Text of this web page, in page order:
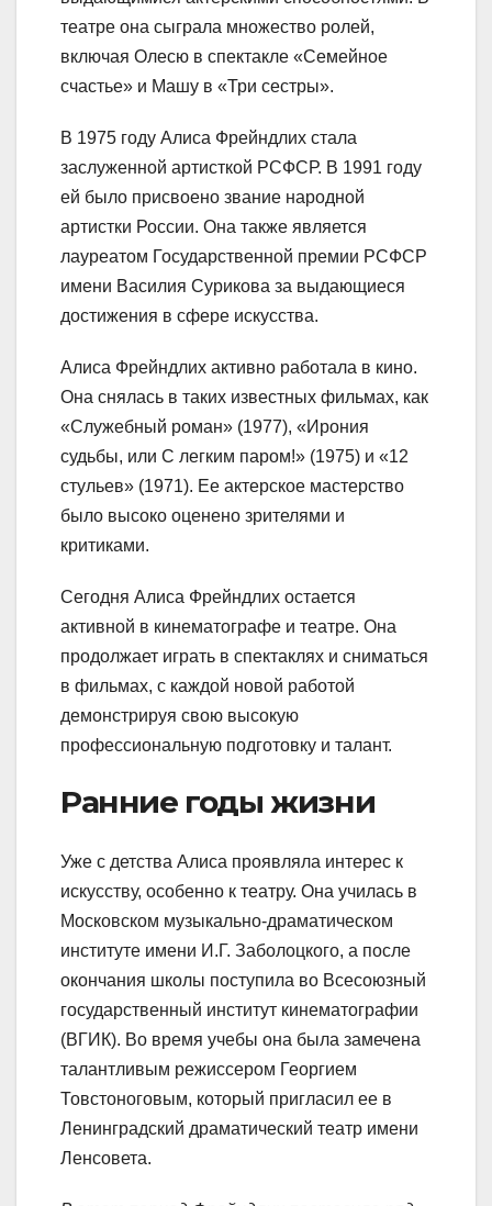
театре она сыграла множество ролей,
включая Олесю в спектакле «Семейное
счастье» и Машу в «Три сестры».
В 1975 году Алиса Фрейндлих стала
заслуженной артисткой РСФСР. В 1991 году
ей было присвоено звание народной
артистки России. Она также является
лауреатом Государственной премии РСФСР
имени Василия Сурикова за выдающиеся
достижения в сфере искусства.
Алиса Фрейндлих активно работала в кино.
Она снялась в таких известных фильмах, как
«Служебный роман» (1977), «Ирония
судьбы, или С легким паром!» (1975) и «12
стульев» (1971). Ее актерское мастерство
было высоко оценено зрителями и
критиками.
Сегодня Алиса Фрейндлих остается
активной в кинематографе и театре. Она
продолжает играть в спектаклях и сниматься
в фильмах, с каждой новой работой
демонстрируя свою высокую
профессиональную подготовку и талант.
Ранние годы жизни
Уже с детства Алиса проявляла интерес к
искусству, особенно к театру. Она училась в
Московском музыкально-драматическом
институте имени И.Г. Заболоцкого, а после
окончания школы поступила во Всесоюзный
государственный институт кинематографии
(ВГИК). Во время учебы она была замечена
талантливым режиссером Георгием
Товстоноговым, который пригласил ее в
Ленинградский драматический театр имени
Ленсовета.